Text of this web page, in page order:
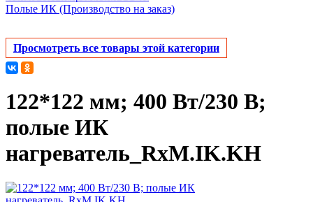
Полые ИК (Производство на заказ)
Просмотреть все товары этой категории
122*122 мм; 400 Вт/230 В;
полые ИК
нагреватель_RxM.IK.KH